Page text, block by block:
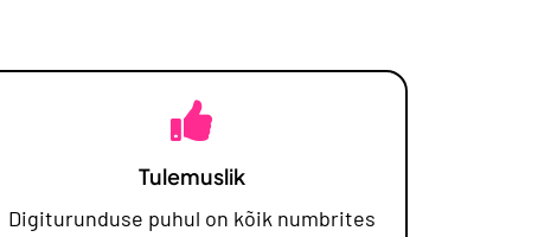
Tulemuslik
Digiturunduse puhul on kõik numbrites